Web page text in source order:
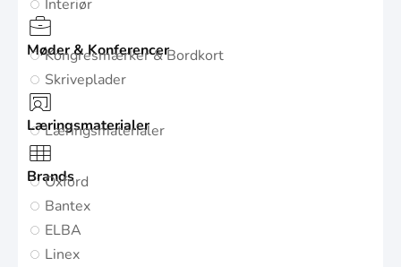
Interiør
Møder & Konferencer
Kongresmærker & Bordkort
Skriveplader
Læringsmaterialer
Læringsmaterialer
Brands
Oxford
Bantex
ELBA
Linex